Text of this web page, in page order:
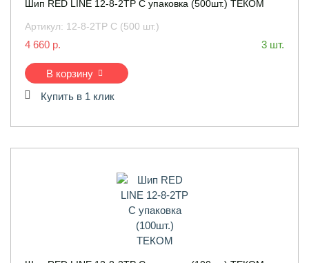
Шип RED LINE 12-8-2ТР С упаковка (500шт.) ТЕКОМ
Артикул: 12-8-2ТР С (500 шт.)
4 660 р. 3 шт.
В корзину
Купить в 1 клик